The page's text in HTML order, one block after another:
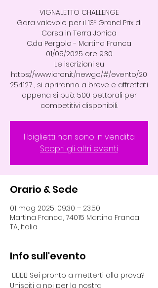
VIGNALETTO CHALLENGE
Gara valevole per il 13° Grand Prix di
Corsa in Terra Jonica
C.da Pergolo - Martina Franca
01/05/2025 ore 9.30
Le iscrizioni su
https://www.icron.it/newgo/#/evento/20
254127 , si apriranno a breve e affrettati
appena si può: 500 pettorali per
competitivi disponibili.
I biglietti non sono in vendita
Scopri gli altri eventi
Orario & Sede
01 mag 2025, 09:30 – 23:50
Martina Franca, 74015 Martina Franca
TA, Italia
Info sull'evento
Unisciti a noi per la nostra